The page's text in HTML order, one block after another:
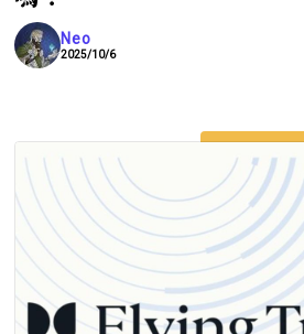
Neo
2025/10/6